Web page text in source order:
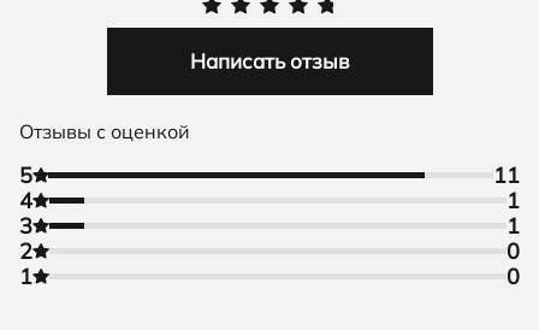
Написать отзыв
Отзывы с оценкой
5
11
4
1
3
1
2
0
1
0